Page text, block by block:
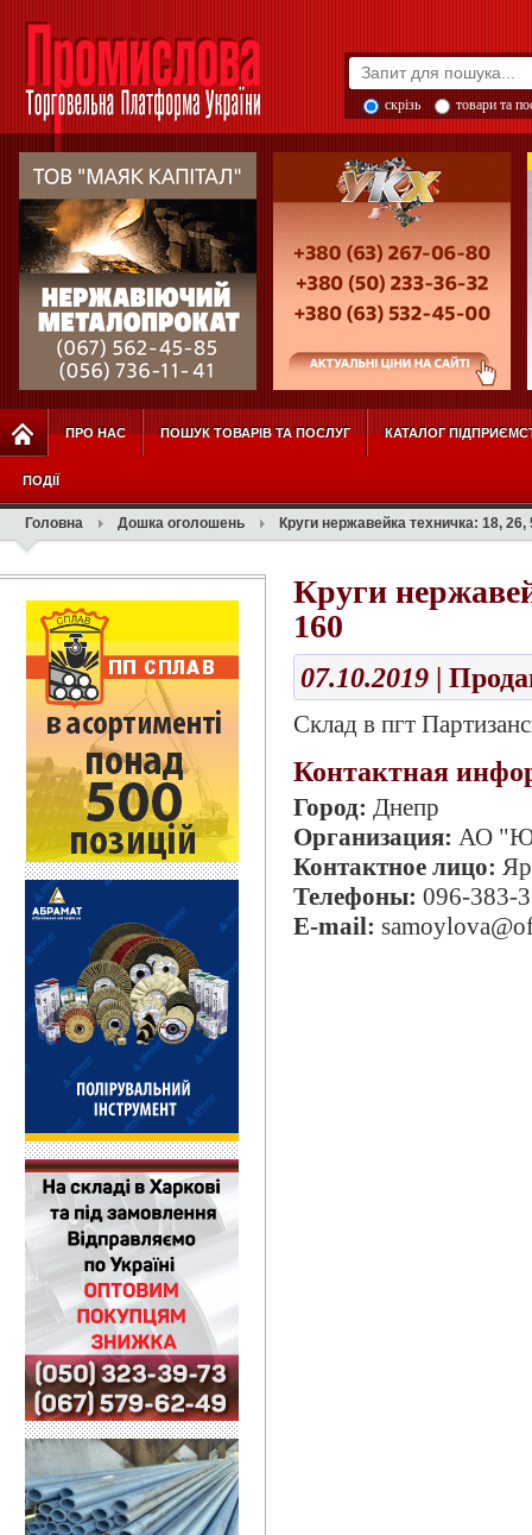
скрізь товари та
ПРО НАС ПОШУК ТОВАРІВ ТА ПОСЛУГ КАТАЛОГ
ПОДІЇ
Головна Дошка оголошень Круги нержавейка техничка: 18, 26,
Круги
160
07.10.2019 |
Склад в пгт
Контактная
Город: Днепр
Организация: АО
Контактное лицо:
Телефоны: 096-383-
E-mail: